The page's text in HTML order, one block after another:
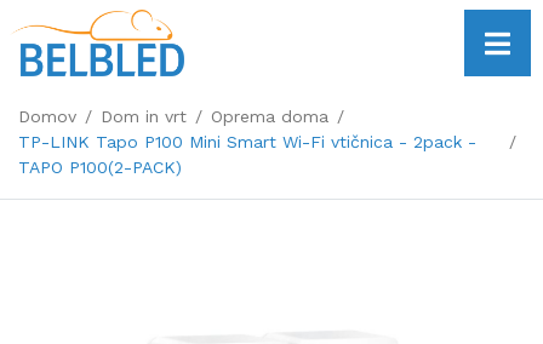
Domov Dom in vrt
Oprema doma
TP-LINK Tapo P100 Mini Smart Wi-Fi vtičnica - 2pack -
TAPO P100(2-PACK)